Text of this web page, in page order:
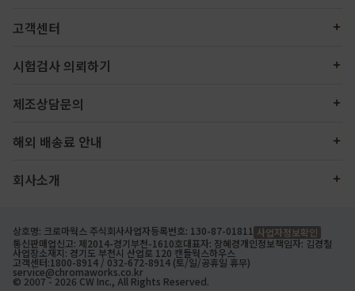
고객센터
시험검사 의뢰하기
제조상담문의
해외 배송료 안내
회사소개
상호명: 크로마웍스 주식회사사업자등록번호: 130-87-01811 사업자정보확인
통신판매업신고: 제2014-경기부천-1610호대표자: 장혜경개인정보책임자: 김경철
사업장소재지: 경기도 부천시 산업로 120 캔들웍스하우스
고객센터:1800-8914 / 032-672-8914 (토/일/공휴일 휴무)
service@chromaworks.co.kr
© 2007 - 2026 CW Inc., All Rights Reserved.